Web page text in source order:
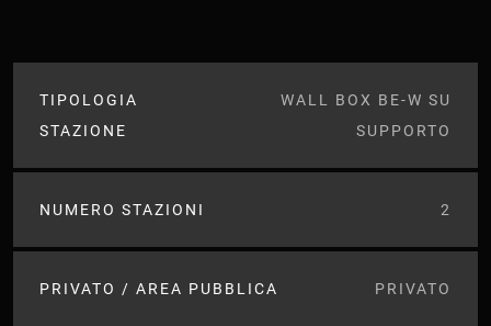
TIPOLOGIA
STAZIONE
WALL BOX BE-W SU
SUPPORTO
NUMERO STAZIONI 2
PRIVATO / AREA PUBBLICA PRIVATO